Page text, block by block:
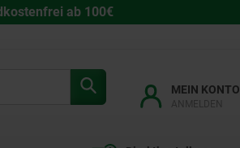
ab 100€
MEIN KONTO